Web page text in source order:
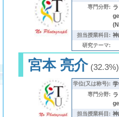
専門分野:
担当授業科目: 神
研究テーマ:
宮本 亮介(32.3%)
学位(又は称号):
専門分野:
担当授業科目: 神